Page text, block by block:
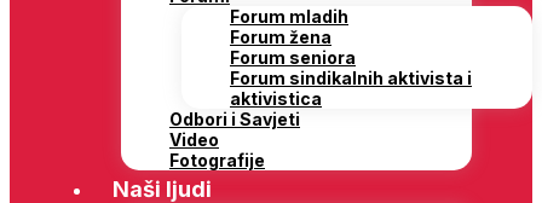
Forum mladih
Forum žena
Forum seniora
Forum sindikalnih aktivista i
aktivistica
Odbori i Savjeti
Video
Fotografije
Naši ljudi